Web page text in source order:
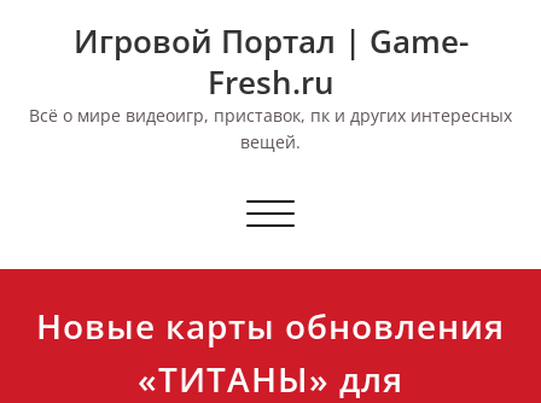
Игровой Портал | Game-
Fresh.ru
Всё о мире видеоигр, приставок, пк и других интересных
вещей.
Переключить
Новые карты обновления
«ТИТАНЫ» для